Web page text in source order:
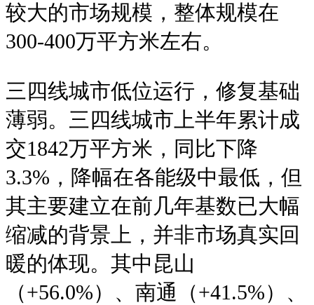
较大的市场规模，整体规模在
300-400万平方米左右。
三四线城市低位运行，修复基础
薄弱。三四线城市上半年累计成
交1842万平方米，同比下降
3.3%，降幅在各能级中最低，但
其主要建立在前几年基数已大幅
缩减的背景上，并非市场真实回
暖的体现。其中昆山
（+56.0%）、南通（+41.5%）、